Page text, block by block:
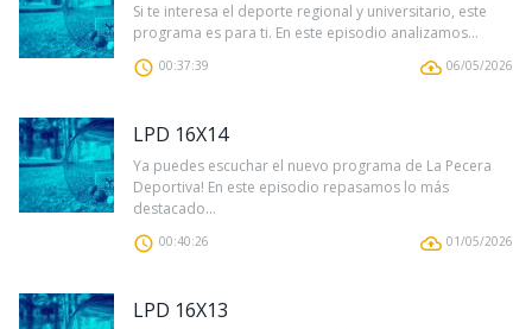
Si te interesa el deporte regional y universitario, este
programa es para ti. En este episodio analizamos...
00:37:39 06/05/2026
LPD 16X14
Ya puedes escuchar el nuevo programa de La Pecera
Deportiva! En este episodio repasamos lo más
destacado...
00:40:26 01/05/2026
LPD 16X13